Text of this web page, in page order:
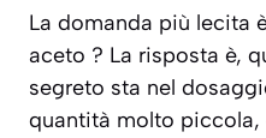
La domanda più lecita
aceto ? La risposta è,
segreto sta nel
quantità molto